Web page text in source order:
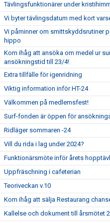
Tävlingsfunktionärer under
Vi byter tävlingsdatum med kort
Vi påminner om smittskyddsrutiner
hippo
Kom ihåg att ansöka om medel ur
ansökningstid till 23/4!
Extra tillfälle för igenridning
Viktig information inför HT-24
Välkommen på medlemsfest!
Surf-fonden är öppen för
Ridläger sommaren -24
Vill du rida i lag under 2024?
Funktionärsmöte inför årets
Uppfräschning i cafeterian
Teoriveckan v.10
Kom ihåg att sälja Restaurang
Kallelse och dokument till årsmötet